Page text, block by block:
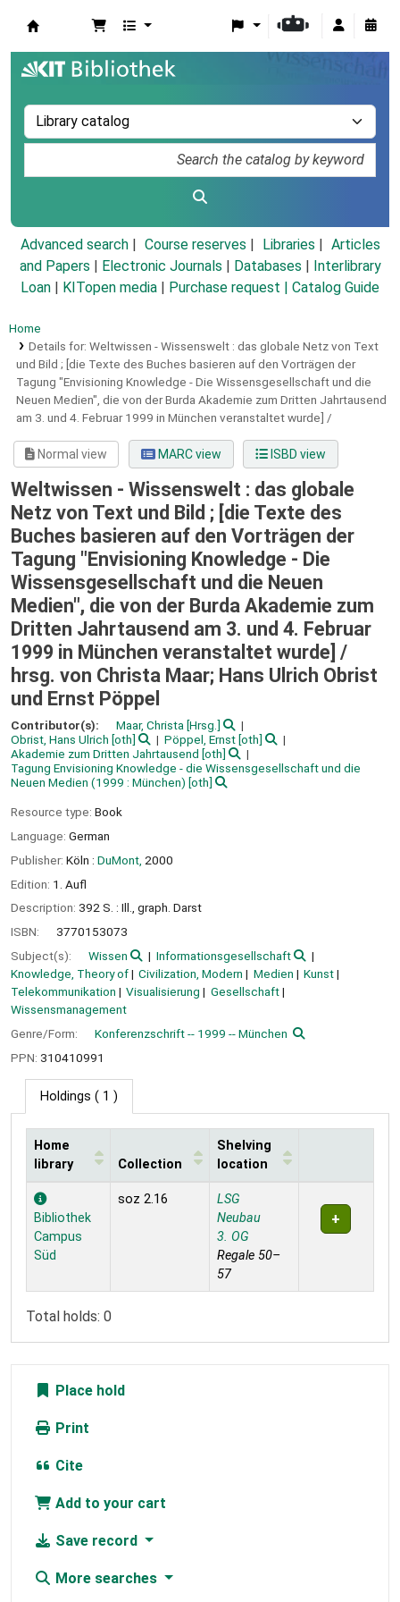
Advanced search Course reserves Libraries
Articles
and Papers
Electronic Journals Databases
Interlibrary
Loan
KITopen media Purchase request | Catalog Guide
Home
Details for: Weltwissen - Wissenswelt : das globale Netz von Text
und Bild ; [die Texte des Buches basieren auf den Vorträgen der
Tagung "Envisioning Knowledge - Die Wissensgesellschaft und die
Neuen Medien", die von der Burda Akademie zum Dritten Jahrtausend
am 3. und 4. Februar 1999 in München veranstaltet wurde] /
Normal view MARC view ISBD view
Weltwissen - Wissenswelt : das globale
Netz von Text und Bild ; [die Texte des
Buches basieren auf den Vorträgen der
Tagung "Envisioning Knowledge - Die
Wissensgesellschaft und die Neuen
Medien", die von der Burda Akademie zum
Dritten Jahrtausend am 3. und 4. Februar
1999 in München veranstaltet wurde] /
hrsg. von Christa Maar; Hans Ulrich Obrist
und Ernst Pöppel
Contributor(s): Maar, Christa [Hrsg.]
Obrist, Hans Ulrich [oth] Pöppel, Ernst[oth]
Akademie zum Dritten Jahrtausend [oth]
Tagung Envisioning Knowledge - die Wissensgesellschaft und die
Neuen Medien (1999 : München) [oth]
Resource type: Book
Language: German
Publisher: Köln : DuMont, 2000
Edition: 1. Aufl
Description: 392 S. : Ill., graph. Darst
ISBN:
3770153073
Subject(s):
Wissen
Informationsgesellschaft
Knowledge, Theory of
Civilization, Modern Medien
Kunst
Telekommunikation
Visualisierung
Gesellschaft
Wissensmanagement
Genre/Form:
Konferenzschrift -- 1999 -- München
PPN: 310410991
Holdings ( 1 )
Holdings
Home
library
Collection
Shelving
location
Bibliothek
Campus
Süd
soz 2.16
LSG
Neubau
3. OG
Regale 50–
57
Total holds: 0
Place hold
Print
Cite
Add to your cart
Save record
More searches